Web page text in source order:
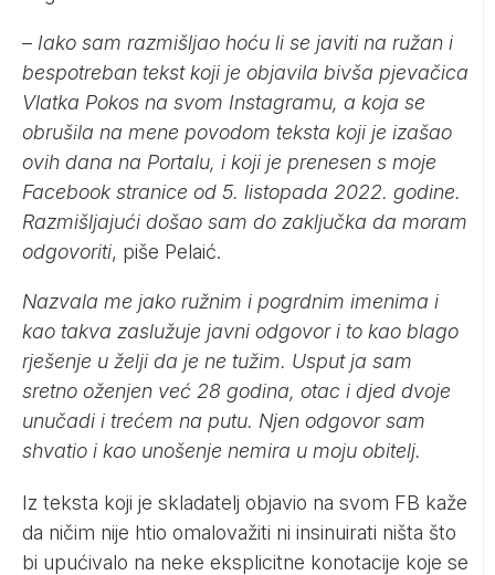
– Iako sam razmišljao hoću li se javiti na ružan i
bespotreban tekst koji je objavila bivša pjevačica
Vlatka Pokos na svom Instagramu, a koja se
obrušila na mene povodom teksta koji je izašao
ovih dana na Portalu, i koji je prenesen s moje
Facebook stranice od 5. listopada 2022. godine.
Razmišljajući došao sam do zaključka da moram
odgovoriti, piše Pelaić.
Nazvala me jako ružnim i pogrdnim imenima i
kao takva zaslužuje javni odgovor i to kao blago
rješenje u želji da je ne tužim. Usput ja sam
sretno oženjen već 28 godina, otac i djed dvoje
unučadi i trećem na putu. Njen odgovor sam
shvatio i kao unošenje nemira u moju obitelj.
Iz teksta koji je skladatelj objavio na svom FB kaže
da ničim nije htio omalovažiti ni insinuirati ništa što
bi upućivalo na neke eksplicitne konotacije koje se